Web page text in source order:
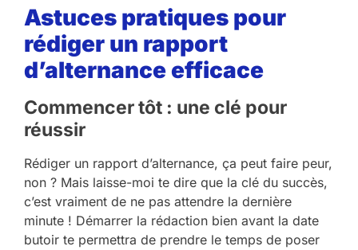
Astuces pratiques pour
rédiger un rapport
d’alternance efficace
Commencer tôt : une clé pour
réussir
Rédiger un rapport d’alternance, ça peut faire peur,
non ? Mais laisse-moi te dire que la clé du succès,
c’est vraiment de ne pas attendre la dernière
minute ! Démarrer la rédaction bien avant la date
butoir te permettra de prendre le temps de poser